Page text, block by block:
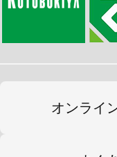
はもちろん
※本製品は再
オンライ